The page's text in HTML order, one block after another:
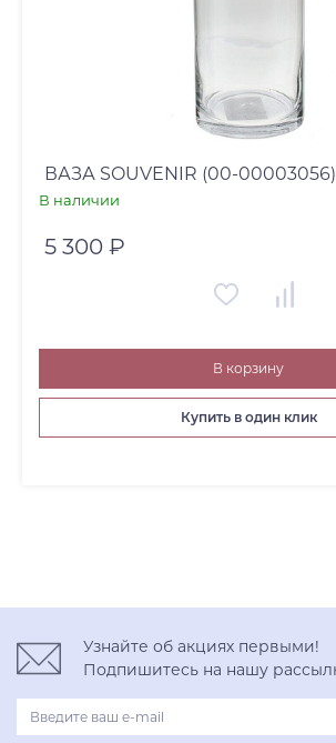
ВАЗА SOUVENIR (00-00003056)
В наличии
5 300 ₽
В корзину
Купить в один клик
Узнайте об акциях первыми!
Подпишитесь на нашу